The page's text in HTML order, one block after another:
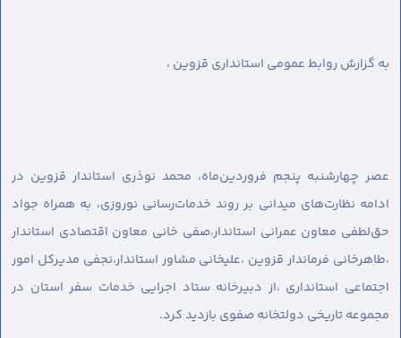
به گزارش روابط عمومی استانداری قزوین ،
عصر چهارشنبه پنجم فروردین‌ماه، محمد نوذری استاندار قزوین در
ادامه نظارت‌های میدانی بر روند خدمات‌رسانی نوروزی، به همراه جواد
حق‌لطفی معاون عمرانی استاندار،صفی خانی معاون اقتصادی استاندار
،طاهرخانی فرماندار قزوین ،علیخانی مشاور استاندار،نجفی مدیرکل امور
اجتماعی استانداری ،از دبیرخانه ستاد اجرایی خدمات سفر استان در
مجموعه تاریخی دولتخانه صفوی بازدید کرد.